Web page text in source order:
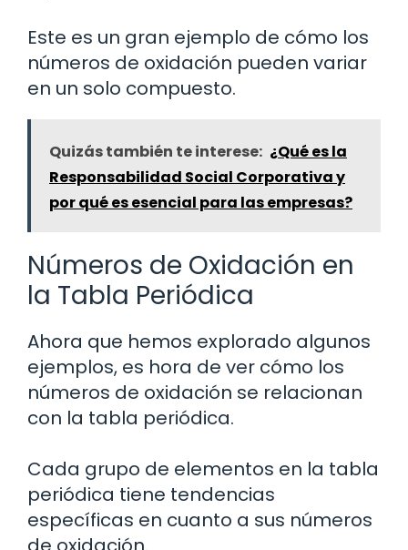
Este es un gran ejemplo de cómo los
números de oxidación pueden variar
en un solo compuesto.
Quizás también te interese: ¿Qué es la
Responsabilidad Social Corporativa y
por qué es esencial para las empresas?
Números de Oxidación en
la Tabla Periódica
Ahora que hemos explorado algunos
ejemplos, es hora de ver cómo los
números de oxidación se relacionan
con la tabla periódica.
Cada grupo de elementos en la tabla
periódica tiene tendencias
específicas en cuanto a sus números